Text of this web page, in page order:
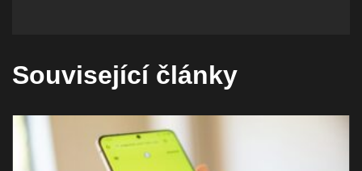
Související články